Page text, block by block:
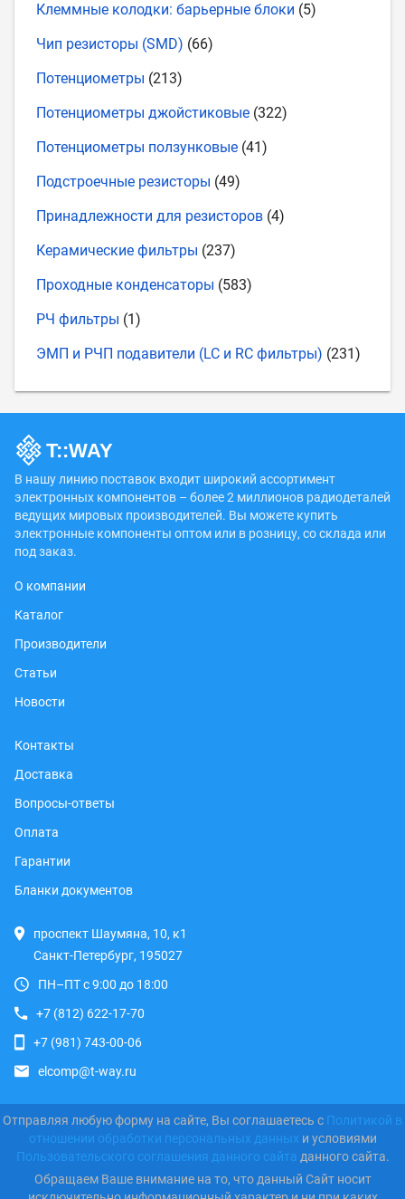
Клеммные колодки: барьерные блоки (5)
Чип резисторы (SMD) (66)
Потенциометры (213)
Потенциометры джойстиковые (322)
Потенциометры ползунковые (41)
Подстроечные резисторы (49)
Принадлежности для резисторов (4)
Керамические фильтры (237)
Проходные конденсаторы (583)
РЧ фильтры (1)
ЭМП и РЧП подавители (LC и RC фильтры) (231)
В нашу линию поставок входит широкий ассортимент
электронных компонентов – более 2 миллионов радиодеталей
ведущих мировых производителей. Вы можете купить
электронные компоненты оптом или в розницу, со склада или
под заказ.
О компании
Каталог
Производители
Статьи
Новости
Контакты
Доставка
Вопросы-ответы
Оплата
Гарантии
Бланки документов
проспект Шаумяна, 10, к1
Санкт-Петербург, 195027
ПН–ПТ с 9:00 до 18:00
+7 (812) 622-17-70
+7 (981) 743-00-06
elcomp@t-way.ru
Отправляя любую форму на сайте, Вы соглашаетесь с Политикой в
отношении обработки персональных данных и условиями
Пользовательского соглашения данного сайта данного сайта.
Обращаем Ваше внимание на то, что данный Сайт носит